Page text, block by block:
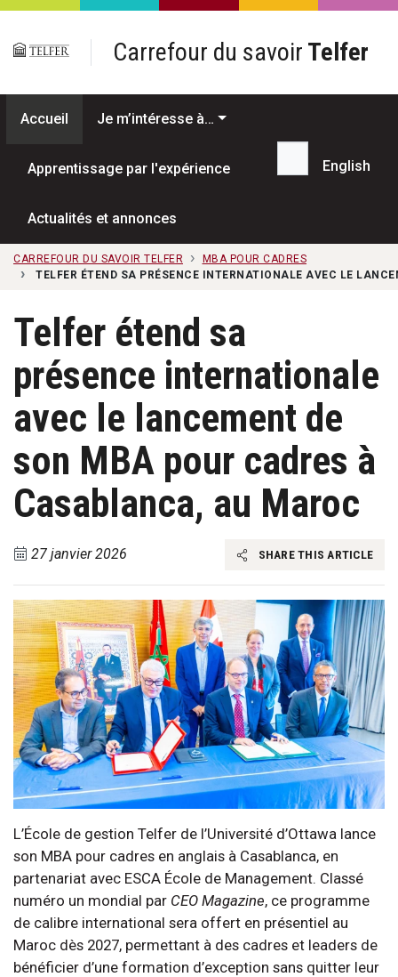
Passer au contenu principal
Carrefour du savoir Telfer
Accueil Je m’intéresse à…
Apprentissage par l'expérience
Actualités et annonces
Recherche...
English
CARREFOUR DU SAVOIR TELFER
MBA POUR CADRES
TELFER ÉTEND SA PRÉSENCE INTERNATIONALE AVEC LE
Telfer étend sa
présence internationale
avec le lancement de
son MBA pour cadres à
Casablanca, au Maroc
27 janvier 2026 SHARE THIS ARTICLE
L’École de gestion Telfer de l’Université d’Ottawa lance
son MBA pour cadres en anglais à Casablanca, en
partenariat avec ESCA École de Management. Classé
numéro un mondial par CEO Magazine, ce programme
de calibre international sera offert en présentiel au
Maroc dès 2027, permettant à des cadres et leaders de
bénéficier d’une formation d’exception sans quitter leur